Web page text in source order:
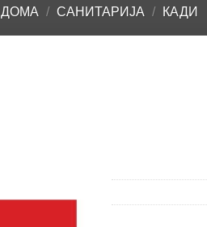
ДОМА / САНИТАРИЈА / КАДИ